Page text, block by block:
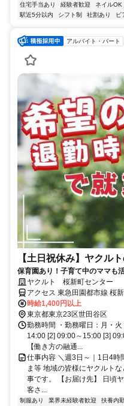
住宅手当あり
経験者歓迎 ネイルOK
駅近5分以内
シフト制 社割あり ピ
アルバイト・パート
【土日祝休み】ヤクル
保育園あり！子育て中のママも
と両立できます◎
ヤクルト 桜新町センター
アクセス 東急田園都市線 桜
賀東口徒歩約10分、東急世田
時給1,400円以上
東京都東京23区世田谷区
勤務時間 ・勤務曜日：月・
14:00 [2] 09:00～15:00 [3]
【働き方の融通...
仕事内容 ＼週3日～｜1日4時
ま等 地域の皆様にヤクルト
事です。 【お届け先】 日頃
客さ...
制服あり 業界未経験者歓迎 扶養内